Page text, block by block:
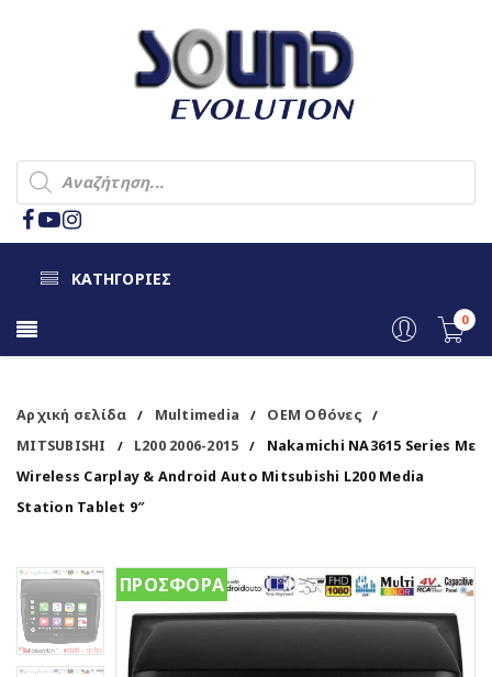
ΚΑΤΗΓΟΡΙΕΣ
0
Αρχική σελίδα / Multimedia / OEM Οθόνες /
MITSUBISHI / L200 2006-2015 /
Nakamichi NA3615 Series Με
Wireless Carplay & Android Auto Mitsubishi L200 Media
Station Tablet 9″
ΠΡΟΣΦΟΡΑ